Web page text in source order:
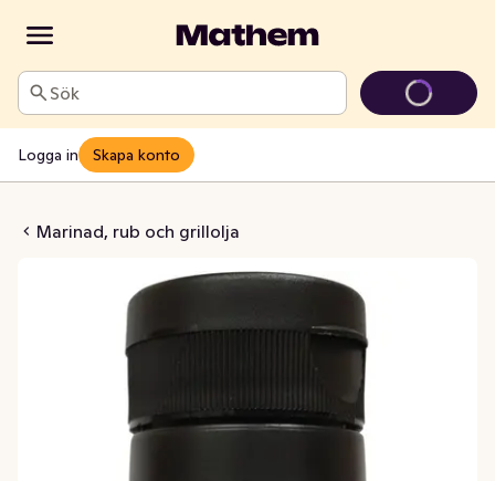
Sök
Logga in Skapa konto
Marinad, rub och grillolja
& BBQ Sauce